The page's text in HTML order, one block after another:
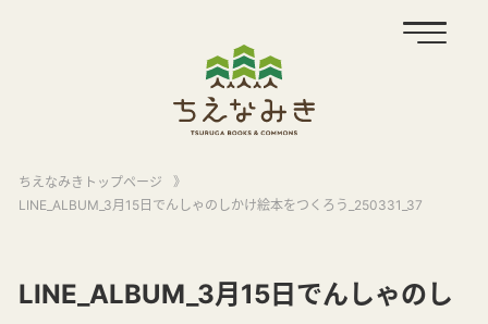
ちえなみきトップページ
》
LINE_ALBUM_3月15日でんしゃのしかけ絵本をつくろう_250331_37
LINE_ALBUM_3月15日でんしゃのし